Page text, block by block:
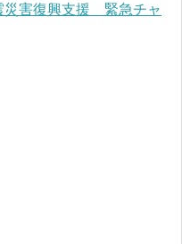
災害復興支援 緊急チャ